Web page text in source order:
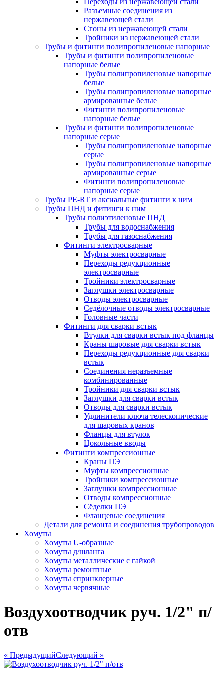
Разъемные соединения из
нержавеющей стали
Сгоны из нержавеющей стали
Тройники из нержавеющей стали
Трубы и фитинги полипропиленовые напорные
Трубы и фитинги полипропиленовые
напорные белые
Трубы полипропиленовые напорные
белые
Трубы полипропиленовые напорные
армированные белые
Фитинги полипропиленовые
напорные белые
Трубы и фитинги полипропиленовые
напорные серые
Трубы полипропиленовые напорные
серые
Трубы полипропиленовые напорные
армированные серые
Фитинги полипропиленовые
напорные серые
Трубы PE-RT и аксиальные фитинги к ним
Трубы ПНД и фитинги к ним
Трубы полиэтиленовые ПНД
Трубы для водоснабжения
Трубы для газоснабжения
Фитинги электросварные
Муфты электросварные
Переходы редукционные
электросварные
Тройники электросварные
Заглушки электросварные
Отводы электросварные
Седёлочные отводы электросварные
Головные части
Фитинги для сварки встык
Втулки для сварки встык под фланцы
Краны шаровые для сварки встык
Переходы редукционные для сварки
встык
Соединения неразъемные
комбинированные
Тройники для сварки встык
Заглушки для сварки встык
Отводы для сварки встык
Удлинители ключа телескопические
для шаровых кранов
Фланцы для втулок
Цокольные вводы
Фитинги компрессионные
Краны ПЭ
Муфты компрессионные
Тройники компрессионные
Заглушки компрессионные
Отводы компрессионные
Сёделки ПЭ
Фланцевые соединения
Детали для ремонта и соединения трубопроводов
Хомуты
Хомуты U-образные
Хомуты д/шланга
Хомуты металлические с гайкой
Хомуты ремонтные
Хомуты спринклерные
Хомуты червячные
Воздухоотводчик руч. 1/2" п/
отв
« ПредыдущийСледующий »